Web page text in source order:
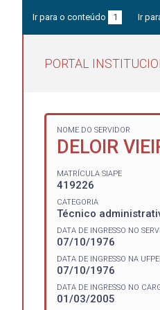
Ir para o conteúdo 1 Ir
PORTAL
NOME DO SERVIDOR
DELOIR
MATRÍCULA SIAPE
419226
CATEGORIA
Técnico
DATA DE INGRESSO NO
07/10/1976
DATA DE INGRESSO NA UFPEL
07/10/1976
DATA DE INGRESSO NO
01/03/2005